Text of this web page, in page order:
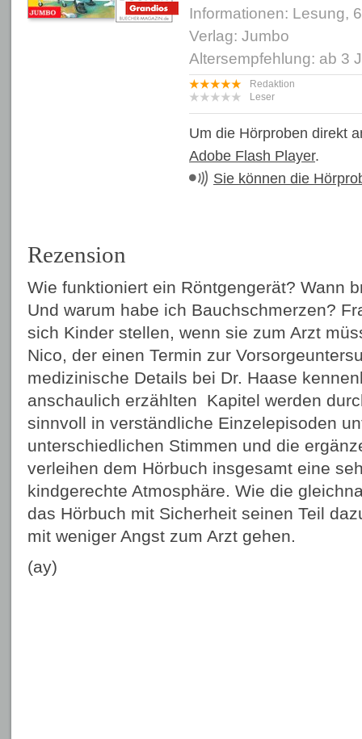
Informationen: Lesung,
Verlag: Jumbo
Altersempfehlung: ab 3
Redaktion
Leser
Um die Hörproben direkt
Adobe Flash Player.
Sie können die
Rezension
Wie funktioniert ein Röntgengerät? Wann
Und warum habe ich Bauchschmerzen?
sich Kinder stellen, wenn sie zum Arzt
Nico, der einen Termin zur
medizinische Details bei Dr. Haase
anschaulich erzählten Kapitel werden
sinnvoll in verständliche Einzelepisoden
unterschiedlichen Stimmen und die
verleihen dem Hörbuch insgesamt eine
kindgerechte Atmosphäre. Wie die
das Hörbuch mit Sicherheit seinen Teil
mit weniger Angst zum Arzt gehen.
(ay)